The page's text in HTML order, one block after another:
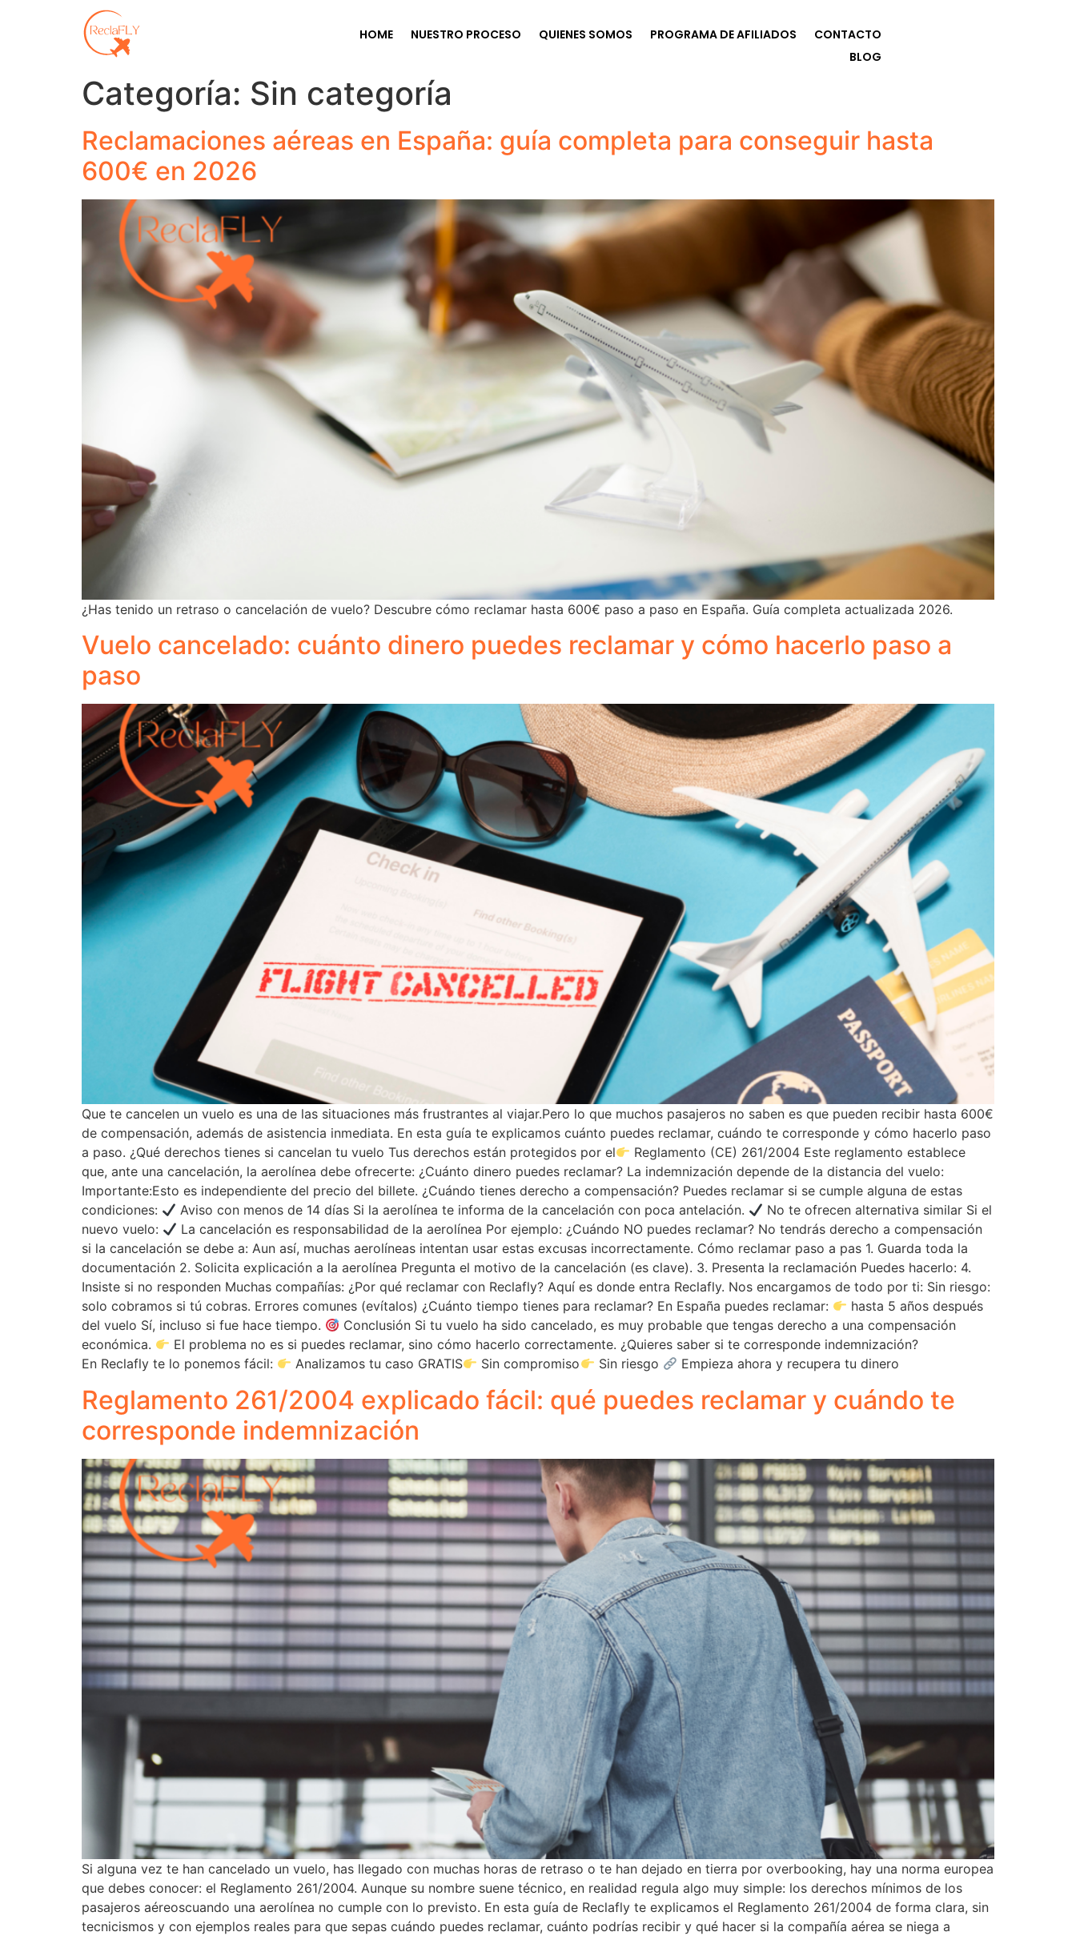
HOME NUESTRO PROCESO QUIENES SOMOS PROGRAMA DE AFILIADOS
CONTACTO
BLOG
Categoría: Sin categoría
Reclamaciones aéreas en España: guía completa para conseguir hasta
600€ en 2026
¿Has tenido un retraso o cancelación de vuelo? Descubre cómo reclamar hasta 600€ paso a paso en España. Guía completa actualizada 2026.
Vuelo cancelado: cuánto dinero puedes reclamar y cómo hacerlo paso a
paso
Que te cancelen un vuelo es una de las situaciones más frustrantes al viajar.Pero lo que muchos pasajeros no saben es que pueden recibir hasta 600€
de compensación, además de asistencia inmediata. En esta guía te explicamos cuánto puedes reclamar, cuándo te corresponde y cómo hacerlo paso
a paso. ¿Qué derechos tienes si cancelan tu vuelo Tus derechos están protegidos por el
Reglamento (CE) 261/2004 Este reglamento establece
que, ante una cancelación, la aerolínea debe ofrecerte: ¿Cuánto dinero puedes reclamar? La indemnización depende de la distancia del vuelo:
Importante:Esto es independiente del precio del billete. ¿Cuándo tienes derecho a compensación? Puedes reclamar si se cumple alguna de estas
condiciones:
Aviso con menos de 14 días Si la aerolínea te informa de la cancelación con poca antelación.
No te ofrecen alternativa similar Si el
nuevo vuelo:
La cancelación es responsabilidad de la aerolínea Por ejemplo: ¿Cuándo NO puedes reclamar? No tendrás derecho a compensación
si la cancelación se debe a: Aun así, muchas aerolíneas intentan usar estas excusas incorrectamente. Cómo reclamar paso a pas 1. Guarda toda la
documentación 2. Solicita explicación a la aerolínea Pregunta el motivo de la cancelación (es clave). 3. Presenta la reclamación Puedes hacerlo: 4.
Insiste si no responden Muchas compañías: ¿Por qué reclamar con Reclafly? Aquí es donde entra Reclafly. Nos encargamos de todo por ti: Sin riesgo:
solo cobramos si tú cobras. Errores comunes (evítalos) ¿Cuánto tiempo tienes para reclamar? En España puedes reclamar:
hasta 5 años después
del vuelo Sí, incluso si fue hace tiempo.
Conclusión Si tu vuelo ha sido cancelado, es muy probable que tengas derecho a una compensación
económica.
El problema no es si puedes reclamar, sino cómo hacerlo correctamente. ¿Quieres saber si te corresponde indemnización?
En Reclafly te lo ponemos fácil:
Analizamos tu caso GRATIS Sin compromiso Sin riesgo Empieza ahora y recupera tu dinero
Reglamento 261/2004 explicado fácil: qué puedes reclamar y cuándo te
corresponde indemnización
Si alguna vez te han cancelado un vuelo, has llegado con muchas horas de retraso o te han dejado en tierra por overbooking, hay una norma europea
que debes conocer: el Reglamento 261/2004. Aunque su nombre suene técnico, en realidad regula algo muy simple: los derechos mínimos de los
pasajeros aéreoscuando una aerolínea no cumple con lo previsto. En esta guía de Reclafly te explicamos el Reglamento 261/2004 de forma clara, sin
tecnicismos y con ejemplos reales para que sepas cuándo puedes reclamar, cuánto podrías recibir y qué hacer si la compañía aérea se niega a